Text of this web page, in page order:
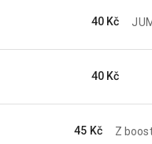
40 Kč
40 Kč
45 Kč Z